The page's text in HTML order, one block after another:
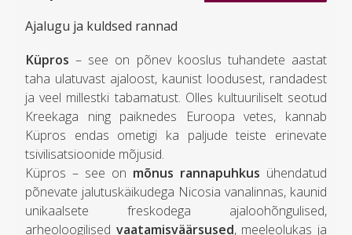
Ajalugu ja kuldsed rannad
Küpros – see on põnev kooslus tuhandete aastat
taha ulatuvast ajaloost, kaunist loodusest, randadest
ja veel millestki tabamatust. Olles kultuuriliselt seotud
Kreekaga ning paiknedes Euroopa vetes, kannab
Küpros endas ometigi ka paljude teiste erinevate
tsivilisatsioonide mõjusid.
Küpros – see on mõnus rannapuhkus ühendatud
põnevate jalutuskäikudega Nicosia vanalinnas, kaunid
unikaalsete freskodega ajaloohõngulised,
arheoloogilised vaatamisväärsused, meeleolukas ja